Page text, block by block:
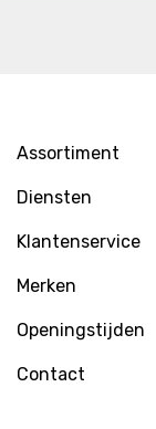
Assortiment
Diensten
Klantenservice
Merken
Openingstijden
Contact